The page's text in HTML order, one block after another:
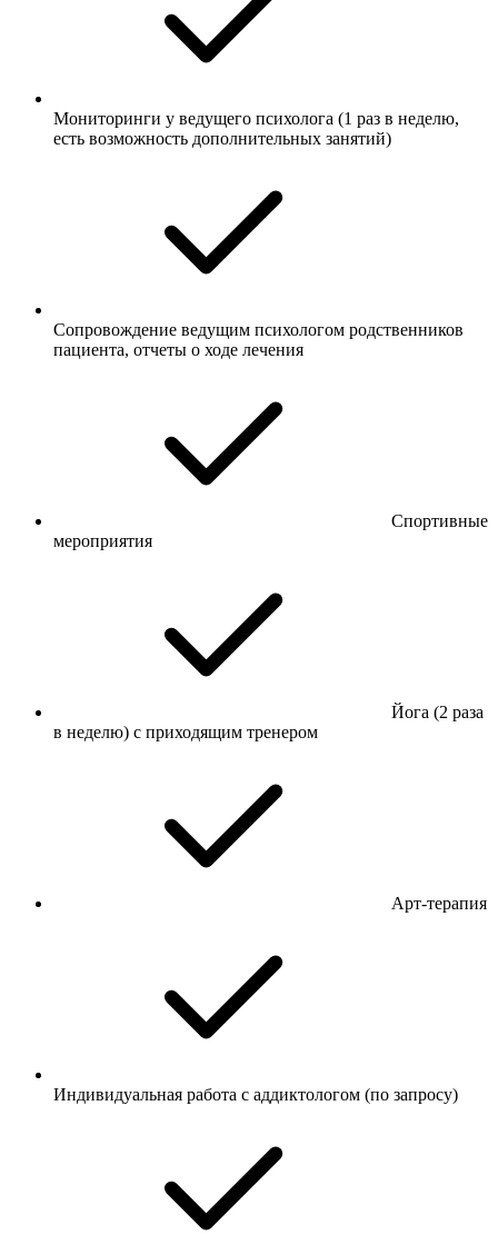
Мониторинги у ведущего психолога (1 раз в неделю,
есть возможность дополнительных занятий)
Сопровождение ведущим психологом родственников
пациента, отчеты о ходе лечения
Спортивные
мероприятия
Йога (2 раза
в неделю) с приходящим тренером
Арт-терапия
Индивидуальная работа с аддиктологом (по запросу)